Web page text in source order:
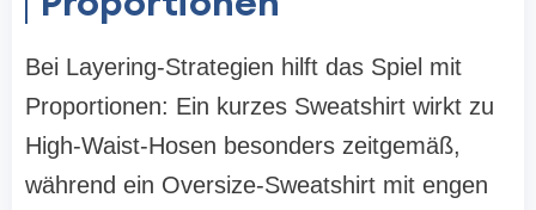
Bei Layering-Strategien hilft das Spiel mit
Proportionen: Ein kurzes Sweatshirt wirkt zu
High-Waist-Hosen besonders zeitgemäß,
während ein Oversize-Sweatshirt mit engen